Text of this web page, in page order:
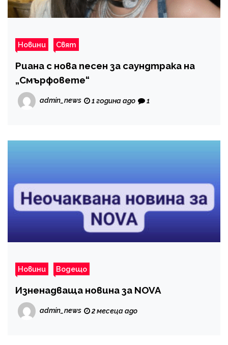
Новини Свят
Риана с нова песен за саундтрака на
„Смърфовете“
admin_news 1 година ago 1
Новини Водещо
Изненадваща новина за NOVA
admin_news 2 месеца ago